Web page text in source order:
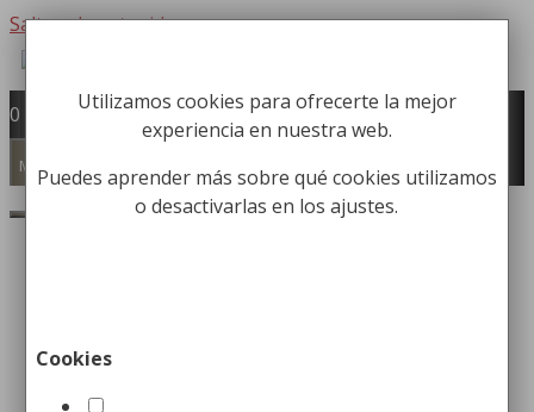
Saltar al contenido
Fabricación y comercialización de
equipamiento para la higiene industrial
Búsqueda de productos
0
Menú
Percha de Gancho Curvo
Utilizamos cookies para ofrecerte la mejor
experiencia en nuestra web.
Puedes aprender más sobre qué cookies utilizamos
o desactivarlas en los ajustes.
Cookies